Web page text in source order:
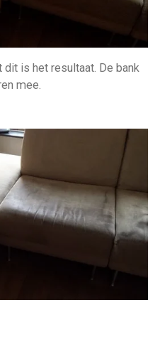
dit is het resultaat. De bank
mee.